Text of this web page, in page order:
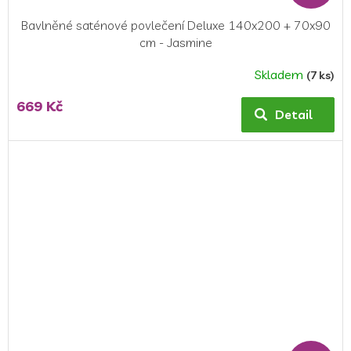
Bavlněné saténové povlečení Deluxe 140x200 + 70x90
cm - Jasmine
Skladem (7 ks)
669 Kč Detail